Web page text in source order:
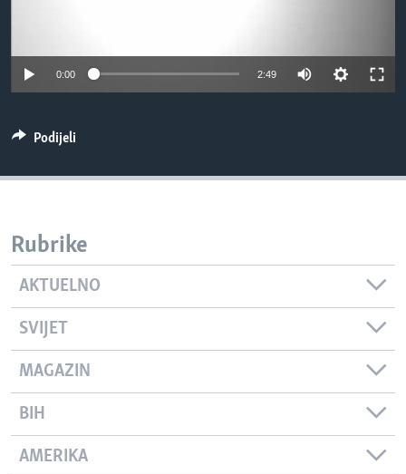
Learning English
PRATITE NAS
Jezici
0:00 2:49
Podijeli
Rubrike
AKTUELNO
SVIJET
MAGAZIN
BIH
AMERIKA